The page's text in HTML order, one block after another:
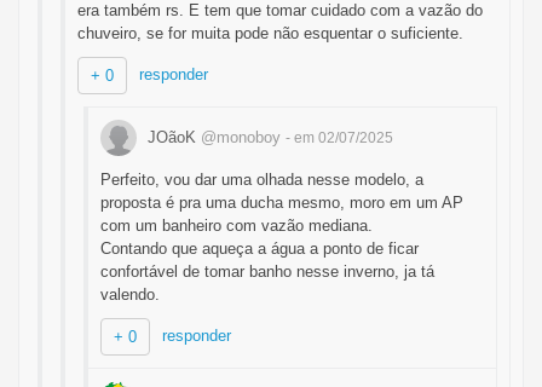
era também rs. E tem que tomar cuidado com a vazão do
chuveiro, se for muita pode não esquentar o suficiente.
+ 0 responder
JOãoK @monoboy - em 02/07/2025
Perfeito, vou dar uma olhada nesse modelo, a
proposta é pra uma ducha mesmo, moro em um AP
com um banheiro com vazão mediana.
Contando que aqueça a água a ponto de ficar
confortável de tomar banho nesse inverno, ja tá
valendo.
+ 0 responder